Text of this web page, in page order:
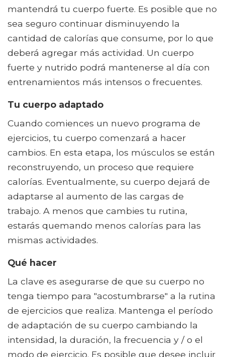
mantendrá tu cuerpo fuerte. Es posible que no
sea seguro continuar disminuyendo la
cantidad de calorías que consume, por lo que
deberá agregar más actividad. Un cuerpo
fuerte y nutrido podrá mantenerse al día con
entrenamientos más intensos o frecuentes.
Tu cuerpo adaptado
Cuando comiences un nuevo programa de
ejercicios, tu cuerpo comenzará a hacer
cambios. En esta etapa, los músculos se están
reconstruyendo, un proceso que requiere
calorías. Eventualmente, su cuerpo dejará de
adaptarse al aumento de las cargas de
trabajo. A menos que cambies tu rutina,
estarás quemando menos calorías para las
mismas actividades.
Qué hacer
La clave es asegurarse de que su cuerpo no
tenga tiempo para "acostumbrarse" a la rutina
de ejercicios que realiza. Mantenga el período
de adaptación de su cuerpo cambiando la
intensidad, la duración, la frecuencia y / o el
modo de ejercicio. Es posible que desee incluir